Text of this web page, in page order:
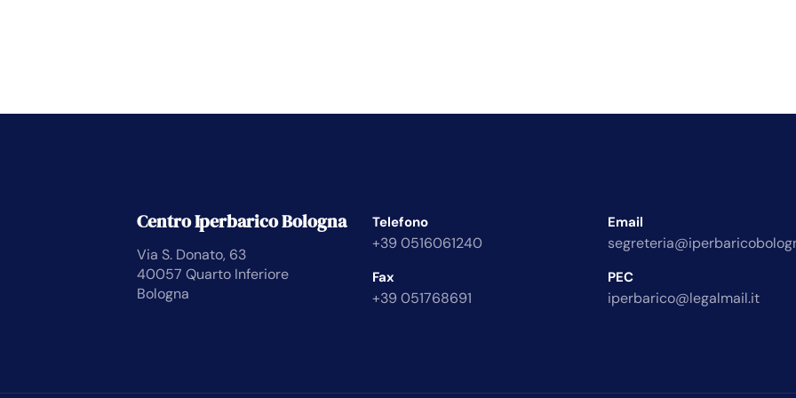
Centro Iperbarico Bologna
Via S. Donato, 63
40057 Quarto Inferiore
Bologna
Telefono
+39 0516061240
Fax
+39 051768691
Email
PEC
iperbarico@legalmail.it